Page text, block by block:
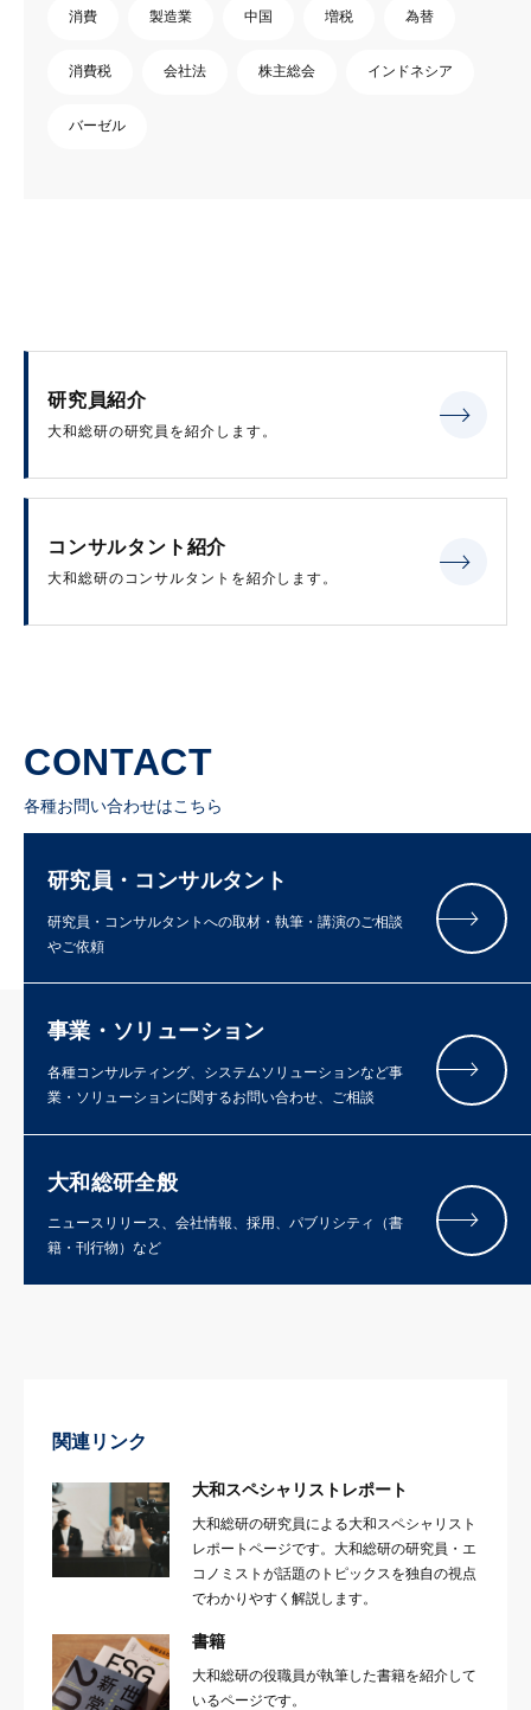
消費 製造業 中国 増税 為替
消費税 会社法 株主総会 インドネシア
バーゼル
研究員紹介
大和総研の研究員を紹介します。
コンサルタント紹介
大和総研のコンサルタントを紹介します。
CONTACT
各種お問い合わせはこちら
研究員・コンサルタント
研究員・コンサルタントへの取材・執筆・講演のご相談
やご依頼
事業・ソリューション
各種コンサルティング、システムソリューションなど事
業・ソリューションに関するお問い合わせ、ご相談
大和総研全般
ニュースリリース、会社情報、採用、パブリシティ（書
籍・刊行物）など
関連リンク
大和スペシャリストレポート
大和総研の研究員による大和スペシャリスト
レポートページです。大和総研の研究員・エ
コノミストが話題のトピックスを独自の視点
でわかりやすく解説します。
書籍
大和総研の役職員が執筆した書籍を紹介して
いるページです。